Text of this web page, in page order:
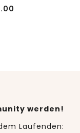
werden!
Laufenden: